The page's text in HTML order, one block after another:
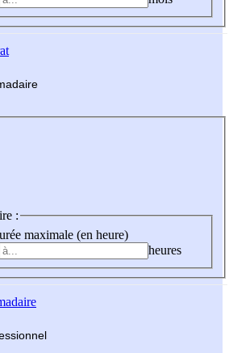
:
maximale (en heure)
heures